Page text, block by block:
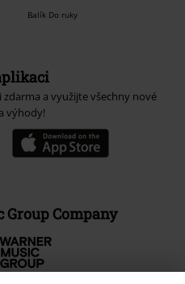
Balík Do ruky
a využijte všechny nové
výhody!
Company